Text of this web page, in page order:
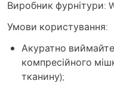
Виробник фурнітури:
Умови користування:
Акуратно
компресійного
тканину);